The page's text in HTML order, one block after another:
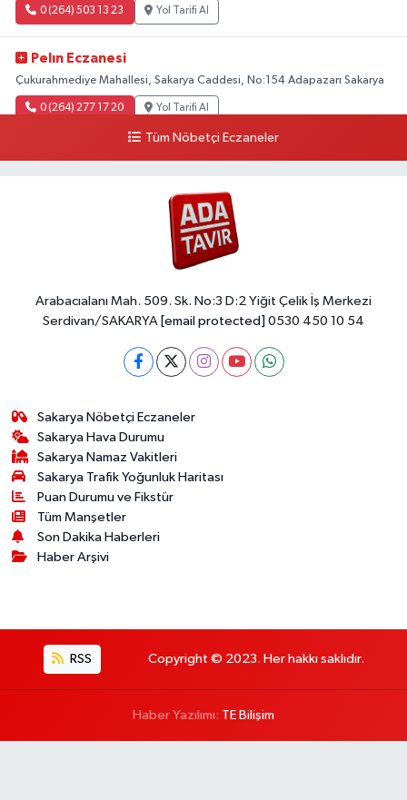
0 (264) 503 13 23 Yol Tarifi Al
Pelın Eczanesi
Çukurahmediye Mahallesi, Sakarya Caddesi, No:154 Adapazarı Sakarya
0 (264) 277 17 20 Yol Tarifi Al
Tüm Nöbetçi Eczaneler
Arabacıalanı Mah. 509. Sk. No:3 D:2 Yiğit Çelik İş Merkezi
Serdivan/SAKARYA [email protected] 0530 450 10 54
Sakarya Nöbetçi Eczaneler
Sakarya Hava Durumu
Sakarya Namaz Vakitleri
Sakarya Trafik Yoğunluk Haritası
Puan Durumu ve Fikstür
Tüm Manşetler
Son Dakika Haberleri
Haber Arşivi
RSS Copyright © 2023. Her hakkı saklıdır.
Haber Yazılımı: TE Bilişim